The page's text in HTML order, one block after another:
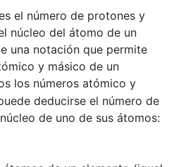
el número de protones y
núcleo del átomo de un
una notación que permite
y másico de un
los números atómico y
deducirse el número de
de uno de sus átomos: